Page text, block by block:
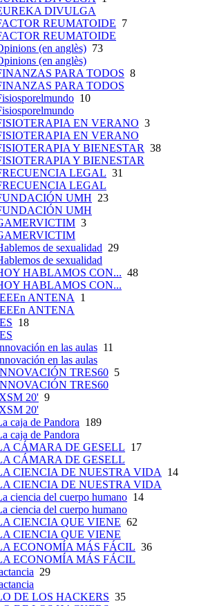
DIVULGA
REUMATOIDE 7
REUMATOIDE
(en anglès) 73
(en anglès)
PARA TODOS 8
PARA TODOS
10
EN VERANO 3
EN VERANO
Y BIENESTAR 38
Y BIENESTAR
LEGAL 31
LEGAL
UMH 23
UMH
3
de sexualidad 29
de sexualidad
HABLAMOS CON... 48
HABLAMOS CON...
ANTENA
1
ANTENA
18
en las aulas 11
en las aulas
TRES60 5
TRES60
20' 9
20'
caja de Pandora 189
caja de Pandora
CÁMARA DE GESELL 17
CÁMARA DE GESELL
CIENCIA DE NUESTRA VIDA
14
CIENCIA DE NUESTRA VIDA
ciencia del cuerpo humano 14
ciencia del cuerpo humano
CIENCIA QUE VIENE 62
CIENCIA QUE VIENE
ECONOMÍA MÁS FÁCIL 36
ECONOMÍA MÁS FÁCIL
29
DE LOS HACKERS 35